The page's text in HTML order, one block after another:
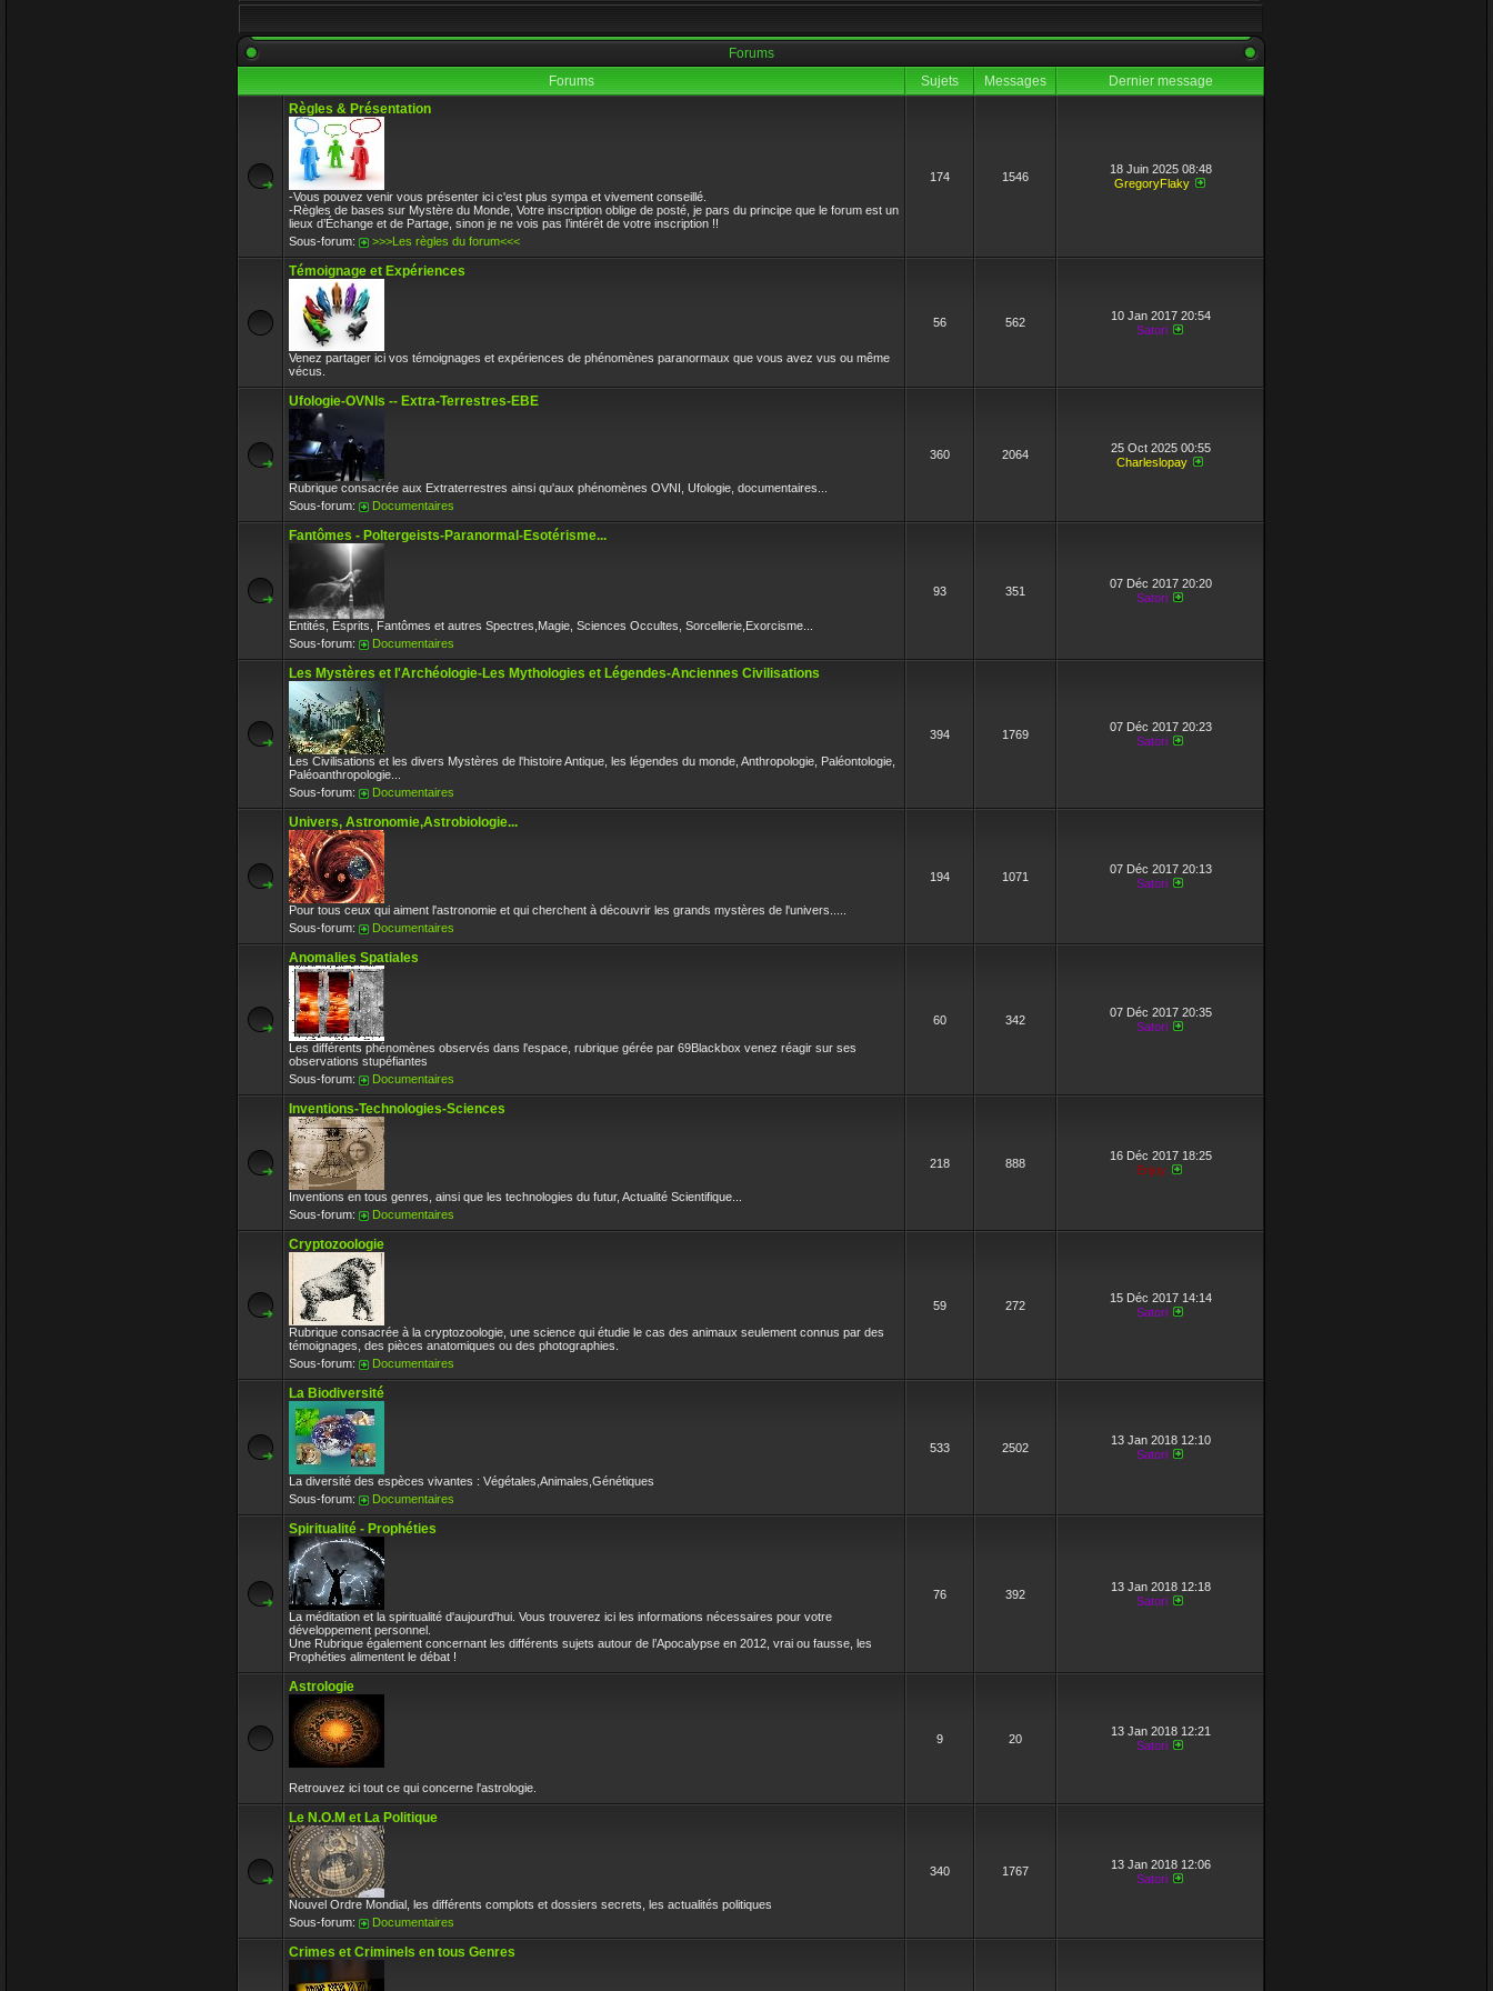
31 Déc 2017 10:32
l-iap-t3413.html
Bon voyage frerot
Enjoy
30 Déc 2017 16:32
Circle avait toujours le bon avis sur les sciences et l'oeil vif il respectait l'environement et ne supportait pas la connerie humaine.
Enjoy
30 Déc 2017 16:32
Forums
Forums
Sujets Messages
Dernier message
Règles & Présentation
-Vous pouvez venir vous présenter ici c'est plus sympa et vivement conseillé.
-Règles de bases sur Mystère du Monde, Votre inscription oblige de posté, je pars du principe que le forum est un
lieux d’Échange et de Partage, sinon je ne vois pas l’intérêt de votre inscription !!
Sous-forum:
>>>Les règles du forum<<<
174 1546
18 Juin 2025 08:48
GregoryFlaky
Témoignage et Expériences
Venez partager ici vos témoignages et expériences de phénomènes paranormaux que vous avez vus ou même
vécus.
56 562
10 Jan 2017 20:54
Satori
Ufologie-OVNIs -- Extra-Terrestres-EBE
Rubrique consacrée aux Extraterrestres ainsi qu'aux phénomènes OVNI, Ufologie, documentaires...
Sous-forum:
Documentaires
360 2064
25 Oct 2025 00:55
Charleslopay
Fantômes - Poltergeists-Paranormal-Esotérisme...
Entités, Esprits, Fantômes et autres Spectres,Magie, Sciences Occultes, Sorcellerie,Exorcisme...
Sous-forum:
Documentaires
93 351
07 Déc 2017 20:20
Satori
Les Mystères et l'Archéologie-Les Mythologies et Légendes-Anciennes Civilisations
Les Civilisations et les divers Mystères de l'histoire Antique, les légendes du monde, Anthropologie, Paléontologie,
Paléoanthropologie...
Sous-forum:
Documentaires
394 1769
07 Déc 2017 20:23
Satori
Univers, Astronomie,Astrobiologie...
Pour tous ceux qui aiment l'astronomie et qui cherchent à découvrir les grands mystères de l'univers.....
Sous-forum:
Documentaires
194 1071
07 Déc 2017 20:13
Satori
Anomalies Spatiales
Les différents phénomènes observés dans l'espace, rubrique gérée par 69Blackbox venez réagir sur ses
observations stupéfiantes
Sous-forum:
Documentaires
60 342
07 Déc 2017 20:35
Satori
Inventions-Technologies-Sciences
Inventions en tous genres, ainsi que les technologies du futur, Actualité Scientifique...
Sous-forum:
Documentaires
218 888
16 Déc 2017 18:25
Enjoy
Cryptozoologie
Rubrique consacrée à la cryptozoologie, une science qui étudie le cas des animaux seulement connus par des
témoignages, des pièces anatomiques ou des photographies.
Sous-forum:
Documentaires
59 272
15 Déc 2017 14:14
Satori
La Biodiversité
La diversité des espèces vivantes : Végétales,Animales,Génétiques
Sous-forum:
Documentaires
533 2502
13 Jan 2018 12:10
Satori
Spiritualité - Prophéties
La méditation et la spiritualité d'aujourd'hui. Vous trouverez ici les informations nécessaires pour votre
développement personnel.
Une Rubrique également concernant les différents sujets autour de l’Apocalypse en 2012, vrai ou fausse, les
Prophéties alimentent le débat !
76 392
13 Jan 2018 12:18
Satori
Astrologie
Retrouvez ici tout ce qui concerne l'astrologie.
9 20
13 Jan 2018 12:21
Satori
Le N.O.M et La Politique
Nouvel Ordre Mondial, les différents complots et dossiers secrets, les actualités politiques
Sous-forum:
Documentaires
340 1767
13 Jan 2018 12:06
Satori
Crimes et Criminels en tous Genres